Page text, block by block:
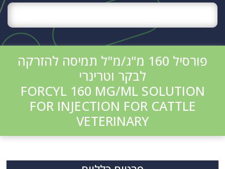
פורסיל 160 מ"ג/מ"ל תמיסה להזרקה
לבקר וטרינרי
FORCYL 160 MG/ML SOLUTION
FOR INJECTION FOR CATTLE
VETERINARY